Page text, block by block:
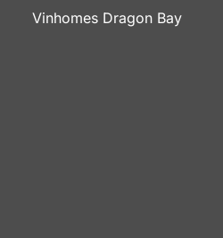
Vinhomes Dragon Bay